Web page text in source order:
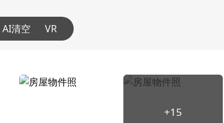
AI清空 VR
+15